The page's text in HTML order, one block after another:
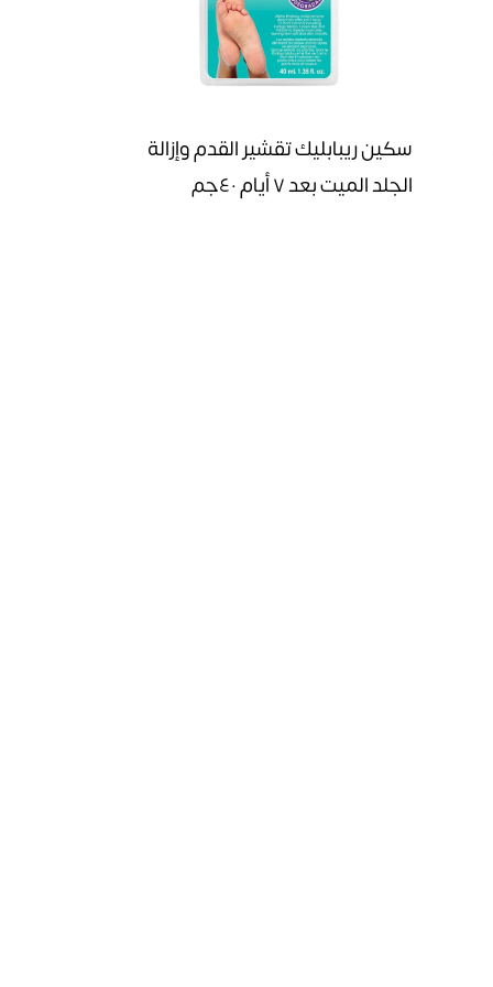
سكين ريبابليك تقشير القدم وإزالة
الجلد الميت بعد ٧ أيام ٤٠جم